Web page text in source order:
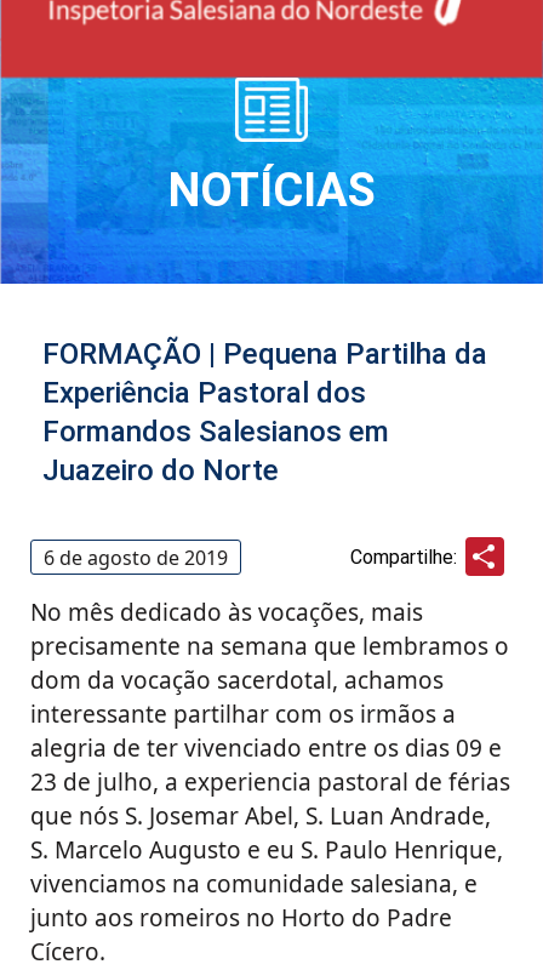
NOTÍCIAS
FORMAÇÃO | Pequena Partilha da
Experiência Pastoral dos
Formandos Salesianos em
Juazeiro do Norte
6 de agosto de 2019 Compartilhe:
No mês dedicado às vocações, mais
precisamente na semana que lembramos o
dom da vocação sacerdotal, achamos
interessante partilhar com os irmãos a
alegria de ter vivenciado entre os dias 09 e
23 de julho, a experiencia pastoral de férias
que nós S. Josemar Abel, S. Luan Andrade,
S. Marcelo Augusto e eu S. Paulo Henrique,
vivenciamos na comunidade salesiana, e
junto aos romeiros no Horto do Padre
Cícero.